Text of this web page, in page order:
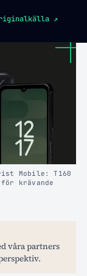
↗
Mobile: T160
krävande
våra partners